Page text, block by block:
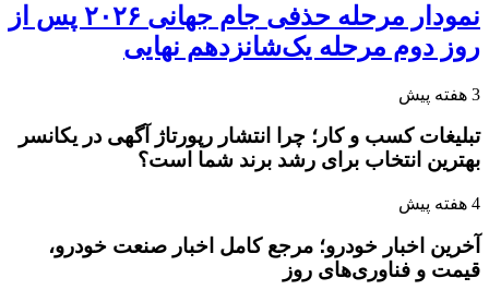
نمودار مرحله حذفی جام جهانی ۲۰۲۶ پس از
روز دوم مرحله یک‌شانزدهم نهایی
3 هفته پیش
تبلیغات کسب و کار؛ چرا انتشار رپورتاژ آگهی در یکانسر
بهترین انتخاب برای رشد برند شما است؟
4 هفته پیش
آخرین اخبار خودرو؛ مرجع کامل اخبار صنعت خودرو،
قیمت و فناوری‌های روز